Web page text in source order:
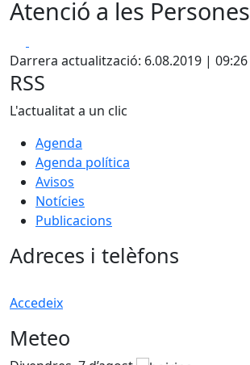
Atenció a les Persones
Darrera actualització: 6.08.2019 | 09:26
RSS
L'actualitat a un clic
Agenda
Agenda política
Avisos
Notícies
Publicacions
Adreces i telèfons
Accedeix
Meteo